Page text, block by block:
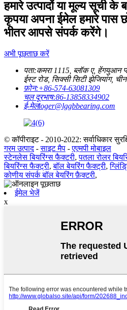
हमारे उत्पादों या मूल्य सूची के
कृपया अपना ईमेल हमारे पास
भीतर आपसे संपर्क करेंगे।
अभी पूछताछ करें
पता:कमरा 1115, ब्लॉक ए, हेंगयुआन
ईस्ट रोड, सिक्सी सिटी झेजियांग, चीन
फ़ोन:+86-574-63081309
चल दूरभाष:86-13858334902
ई-मेलloger@lggbbearing.com
© कॉपीराइट - 2010-2022: सर्वाधिकार
गरम उत्पाद-साइट मैप -एएमपी मोबाइल
स्टेनलेस बियरिंग्स फैक्टरी,पतला रोलर
बियरिंग्स फैक्ट्री,बॉल बेयरिंग फैक्ट्री,
कोणीय संपर्क बॉल बेयरिंग फ़ैक्टरी,
ईमेल भेजें
x